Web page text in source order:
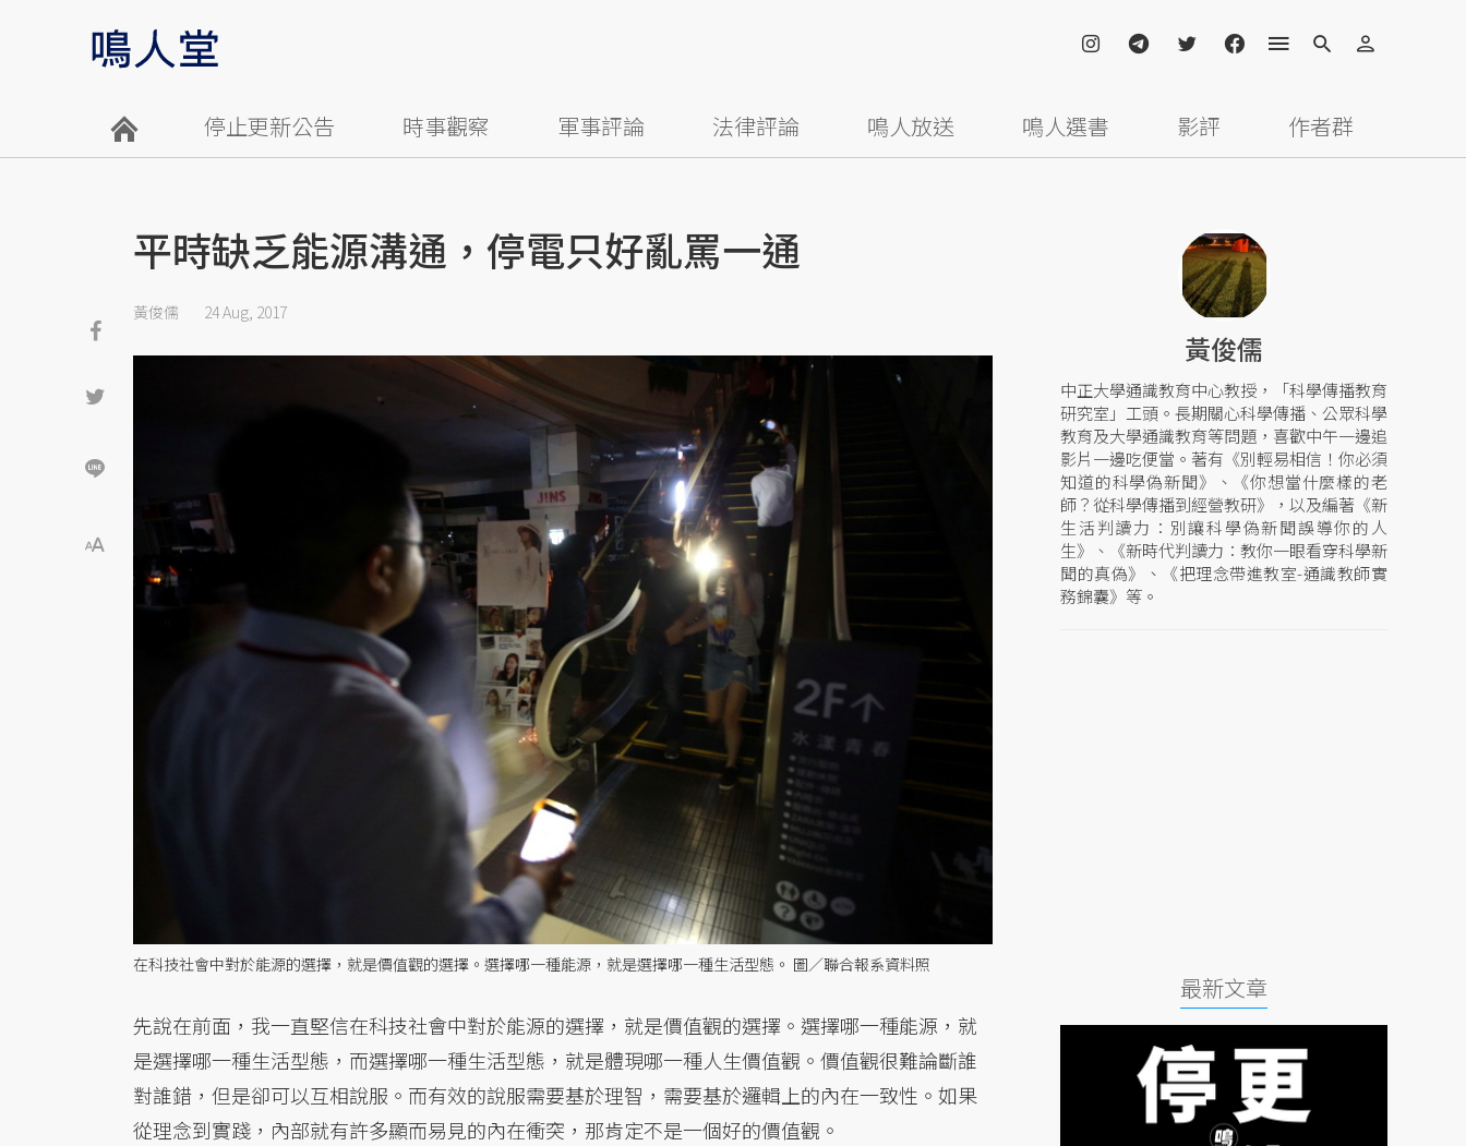
停止更新公告 時事觀察 軍事評論 法律評論 鳴人放送 鳴人選書 影評 作者群
平時缺乏能源溝通，停電只好亂罵一通
黃俊儒 24 Aug, 2017
在科技社會中對於能源的選擇，就是價值觀的選擇。選擇哪一種能源，就是選擇哪一種生活型態。 圖／聯合報系資料照
先說在前面，我一直堅信在科技社會中對於能源的選擇，就是價值觀的選擇。選擇哪一種能源，就
是選擇哪一種生活型態，而選擇哪一種生活型態，就是體現哪一種人生價值觀。價值觀很難論斷誰
對誰錯，但是卻可以互相說服。而有效的說服需要基於理智，需要基於邏輯上的內在一致性。如果
從理念到實踐，內部就有許多顯而易見的內在衝突，那肯定不是一個好的價值觀。
黃俊儒
中正大學通識教育中心教授，「科學傳播教育
研究室」工頭。長期關心科學傳播、公眾科學
教育及大學通識教育等問題，喜歡中午一邊追
影片一邊吃便當。著有《別輕易相信！你必須
知道的科學偽新聞》、《你想當什麼樣的老
師？從科學傳播到經營教研》，以及編著《新
生活判讀力：別讓科學偽新聞誤導你的人
生》、《新時代判讀力：教你一眼看穿科學新
聞的真偽》、《把理念帶進教室-通識教師實
務錦囊》等。
最新文章